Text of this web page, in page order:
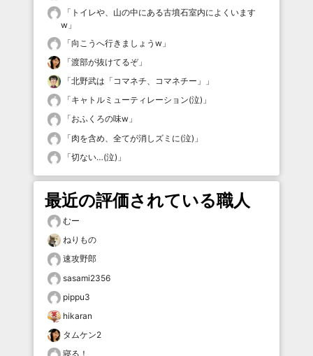
「 トイレや、山の中にある古墳石室内によくいます
w 」
「向こうへ行きましょうw 」
「渡部が抜けてるぞ」
「北野武は「コマネチ、コマネチー」
」
「キャトルミューティレーション(泣) 」
「おふくろの味w 」
「肉を含め、全てが消しズミに(泣) 」
「切ない…(泣) 」
最近の評価されている職人
むー
ねりもの
速攻野郎
sasami2356
pippu3
hikaran
タムケン2
寝る！